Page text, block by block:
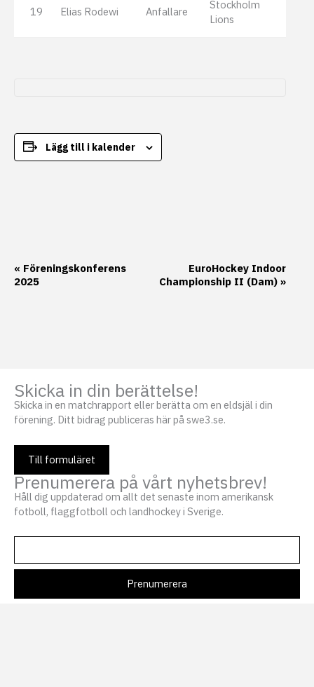
19 Elias Rodewi Anfallare
Stockholm
Lions
Lägg till i kalender
Evenemang-
« Föreningskonferens
2025
EuroHockey Indoor
Championship II (Dam) »
Skicka in din berättelse!
Skicka in en matchrapport eller berätta om en eldsjäl i din
förening. Ditt bidrag publiceras här på swe3.se.
Till formuläret
Prenumerera på vårt nyhetsbrev!
Håll dig uppdaterad om allt det senaste inom amerikansk
fotboll, flaggfotboll och landhockey i Sverige.